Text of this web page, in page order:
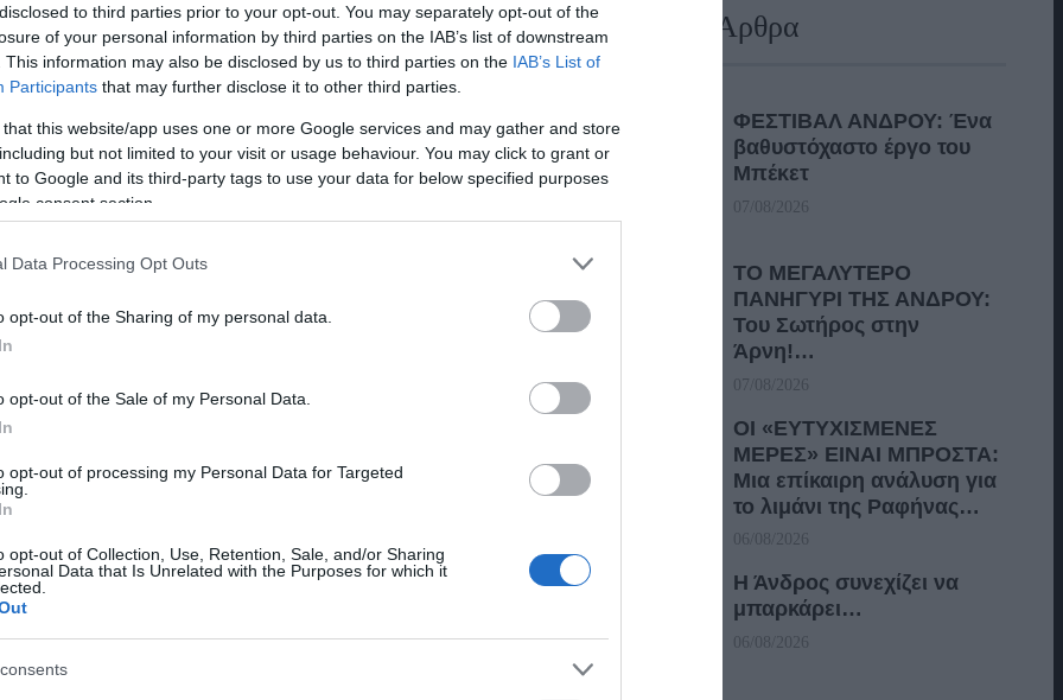
to third parties prior to your opt-out. You may separately opt-out of the
of your personal information by third parties on the IAB’s list of downstream
This information may also be disclosed by us to third parties on the IAB’s List of
Participants that may further disclose it to other third parties.
that this website/app uses one or more Google services and may gather and store
but not limited to your visit or usage behaviour. You may click to grant or
to Google and its third-party tags to use your data for below specified purposes
consent section.
Data Processing Opt Outs
opt-out of the Sharing of my personal data.
opt-out of the Sale of my Personal Data.
opt-out of processing my Personal Data for Targeted
opt-out of Collection, Use, Retention, Sale, and/or Sharing
Data that Is Unrelated with the Purposes for which it
Η Φιλαρμονική του
Μουσικού Συλλόγου Άνδρου
Κατσαρό
Μια βραδιά γεμάτη συγκίνηση, νοσταλγία και
σπουδαίο Έλληνα συνθέτη Γιώργο Κατσαρό. Η
Φιλαρμονική, με την άρτια προετοιμασία και την
εξαιρετική της ερμηνεία, μάγεψε τους
παρευρισκόμενους, αποδίδοντας με μοναδικό τρόπο
Πρόσφατα Άρθρα
ΦΕΣΤΙΒΑΛ ΑΝΔΡΟΥ: Ένα
βαθυστόχαστο έργο του
Μπέκετ
07/08/2026
ΤΟ ΜΕΓΑΛΥΤΕΡΟ
ΠΑΝΗΓΥΡΙ ΤΗΣ ΑΝΔΡΟΥ:
Του Σωτήρος στην
Άρνη!…
07/08/2026
ΟΙ «ΕΥΤΥΧΙΣΜΕΝΕΣ
ΜΕΡΕΣ» ΕΙΝΑΙ ΜΠΡΟΣΤΑ:
Μια επίκαιρη ανάλυση για
το λιμάνι της Ραφήνας…
06/08/2026
Η Άνδρος συνεχίζει να
μπαρκάρει…
06/08/2026